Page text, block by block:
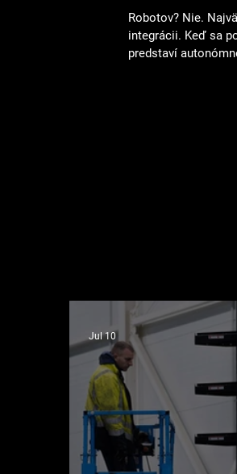
Robotov? Nie.
integrácii. Keď sa
predstaví
Jul 10